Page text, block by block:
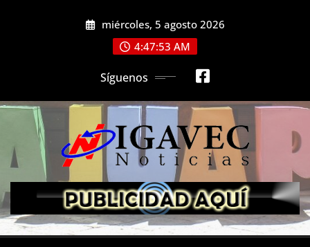
miércoles, 5 agosto 2026
4:47:54 AM
Síguenos